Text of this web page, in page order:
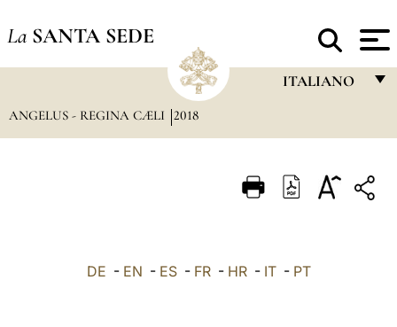
La SANTA SEDE
ITALIANO
ITALIANO
ANGELUS - REGINA CÆLI 2018
DE - EN - ES- FR- HR- IT- PT